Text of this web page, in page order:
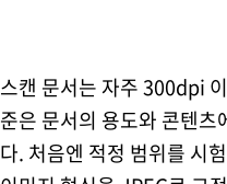
스캔 문서는 자주 300dpi
준은 문서의 용도와 콘텐
다. 처음엔 적정 범위를 시